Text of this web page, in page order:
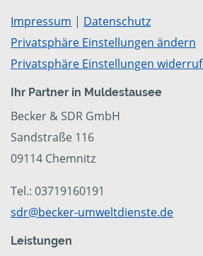
Impressum | Datenschutz
Privatsphäre Einstellungen ändern
Privatsphäre Einstellungen
Ihr Partner in Muldestausee
Becker & SDR GmbH
Sandstraße 116
09114 Chemnitz
Tel.: 03719160191
sdr@becker-umweltdienste.de
Leistungen